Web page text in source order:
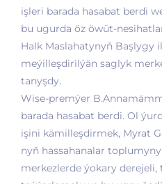
işleri barada hasabat berdi
bu ugurda öz öwüt-
Halk Maslahatynyň Başlygy
meýilleşdirilýän saglyk
tanyşdy.
Wise-premýer
barada hasabat berdi. Ol
işini kämilleşdirmek, Myrat
nyň hassahanalar
merkezlerde ýokary